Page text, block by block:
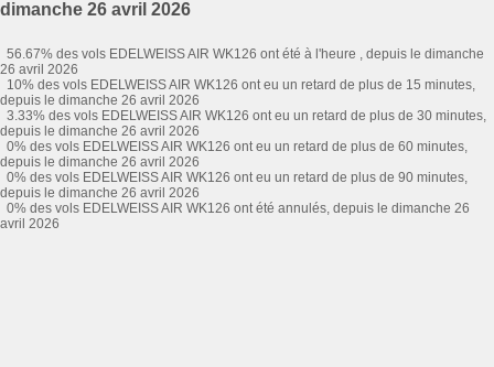
dimanche 26 avril 2026
56.67% des vols EDELWEISS AIR WK126 ont été à l'heure , depuis le dimanche
26 avril 2026
10% des vols EDELWEISS AIR WK126 ont eu un retard de plus de 15 minutes,
depuis le dimanche 26 avril 2026
3.33% des vols EDELWEISS AIR WK126 ont eu un retard de plus de 30 minutes,
depuis le dimanche 26 avril 2026
0% des vols EDELWEISS AIR WK126 ont eu un retard de plus de 60 minutes,
depuis le dimanche 26 avril 2026
0% des vols EDELWEISS AIR WK126 ont eu un retard de plus de 90 minutes,
depuis le dimanche 26 avril 2026
0% des vols EDELWEISS AIR WK126 ont été annulés, depuis le dimanche 26
avril 2026